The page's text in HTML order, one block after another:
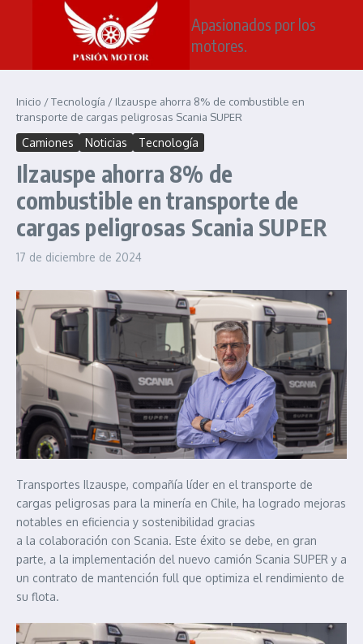
Saltar al contenido
Apasionados por los
motores.
Inicio /Tecnología / Ilzauspe ahorra 8% de combustible en
transporte de cargas peligrosas Scania SUPER
Camiones Noticias Tecnología
Ilzauspe ahorra 8% de
combustible en transporte de
cargas peligrosas Scania SUPER
17 de diciembre de 2024
Transportes Ilzauspe, compañía líder en el transporte de
cargas peligrosas para la minería en Chile, ha logrado mejoras
notables en eficiencia y sostenibilidad gracias
a la colaboración con Scania. Este éxito se debe, en gran
parte, a la implementación del nuevo camión Scania SUPER y a
un contrato de mantención full que optimiza el rendimiento de
su flota.